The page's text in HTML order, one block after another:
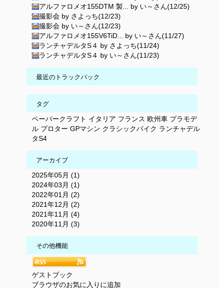
アルファロメオ155DTM 製... by い～さん(12/25)
撮影会 by さよっち(12/23)
撮影会 by い～さん(12/23)
アルファロメオ155V6TiD... by い～さん(11/27)
ランチャデルタS４ by さよっち(11/24)
ランチャデルタS４ by い～さん(11/23)
最近のトラックバック
タグ
ペーパークラフト イタリア フランス 欧州車 プラモデ
ル プロター GPマシン クラシックバイク ランチャデル
タS4
アーカイブ
2025年05月 (1)
2024年03月 (1)
2022年01月 (2)
2021年12月 (2)
2021年11月 (4)
2020年11月 (3)
その他機能
ゲストブック
ブラウザのお気に入りに追加